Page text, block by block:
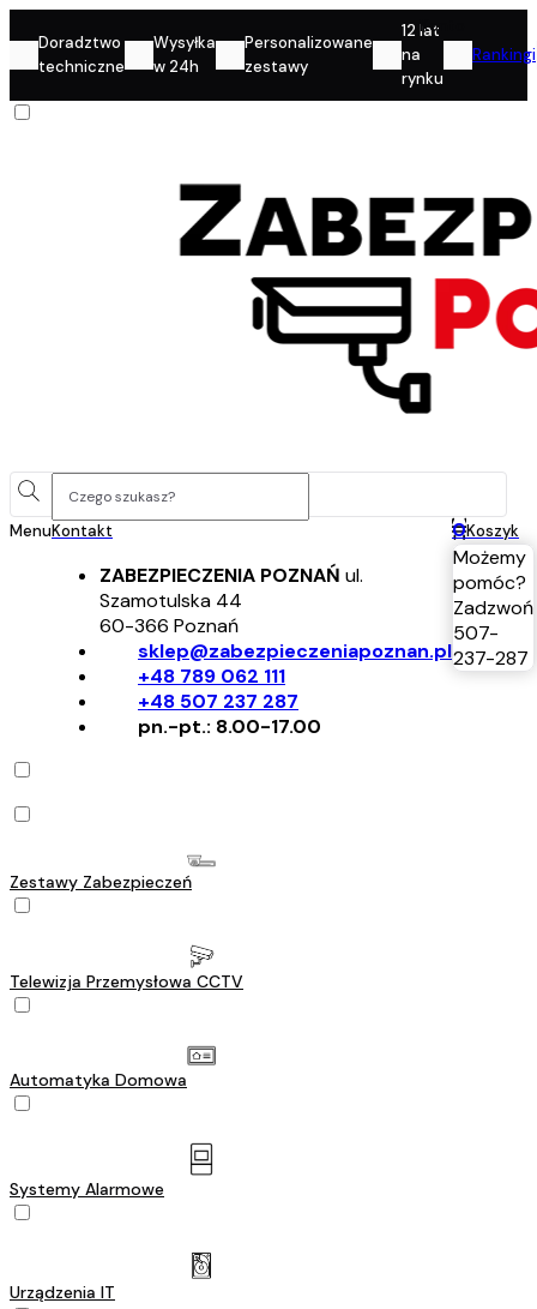
Doradztwo
techniczne
Wysyłka
w 24h
Personalizowane
zestawy
12 lat
na
rynku
Rankingi
MenuKontakt
ZABEZPIECZENIA POZNAŃ ul.
Szamotulska 44
60-366 Poznań
sklep@zabezpieczeniapoznan.pl
+48 789 062 111
+48 507 237 287
pn.-pt.: 8.00-17.00
Konto
0Koszyk
Możemy
pomóc?
Zadzwoń
507-
237-287
Zestawy Zabezpieczeń
Telewizja Przemysłowa CCTV
Automatyka Domowa
Systemy Alarmowe
Urządzenia IT